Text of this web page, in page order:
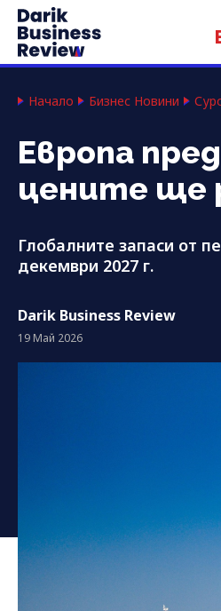
Начало Бизнес Новини
Европа
цените ще
Глобалните запаси от
декември 2027 г.
Darik Business Review
19 Май 2026